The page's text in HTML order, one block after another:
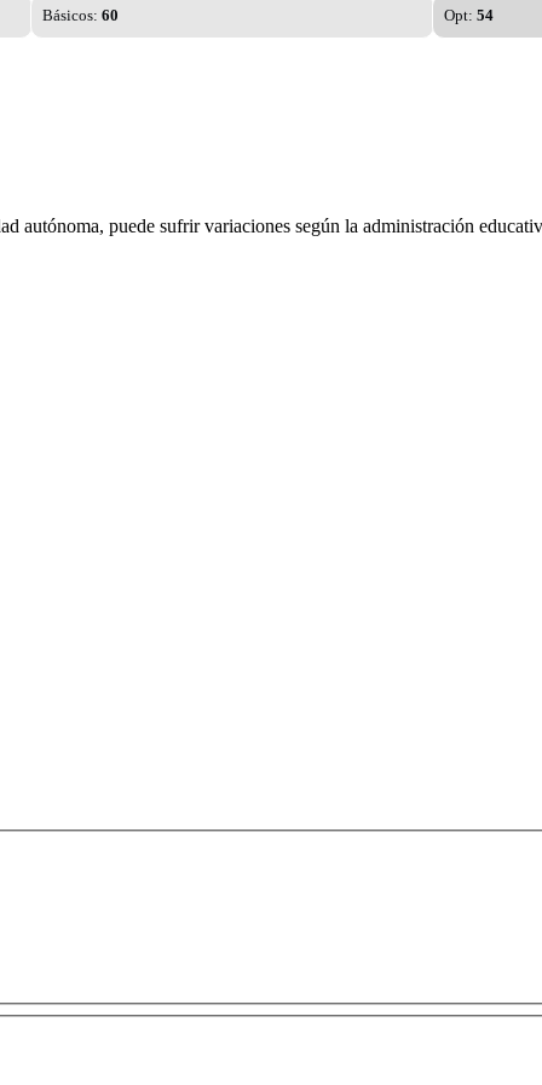
Básicos: 60 Opt: 54
autónoma, puede sufrir variaciones según la administración